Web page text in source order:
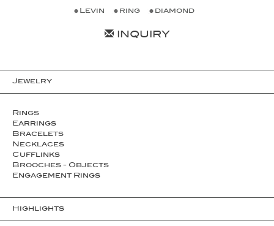
Levin
ring diamond
INQUIRY
Jewelry
Rings
Earrings
Bracelets
Necklaces
Cufflinks
Brooches - Objects
Engagement Rings
Highlights